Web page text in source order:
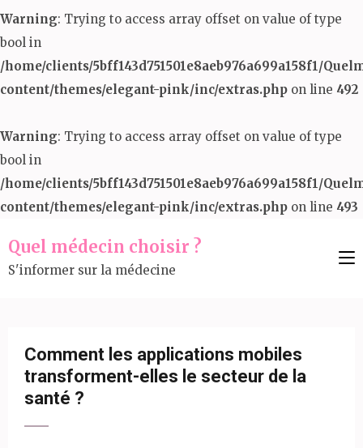
Warning: Trying to access array offset on value of type
bool in
/home/clients/5bff143d751501e8aeb976a699a158f1/
content/themes/elegant-pink/inc/extras.php on line 492
Warning: Trying to access array offset on value of type
bool in
/home/clients/5bff143d751501e8aeb976a699a158f1/
content/themes/elegant-pink/inc/extras.php on line 493
au
contenu
Quel médecin choisir ?
S'informer sur la médecine
Comment les applications mobiles
transforment-elles le secteur de la
santé ?